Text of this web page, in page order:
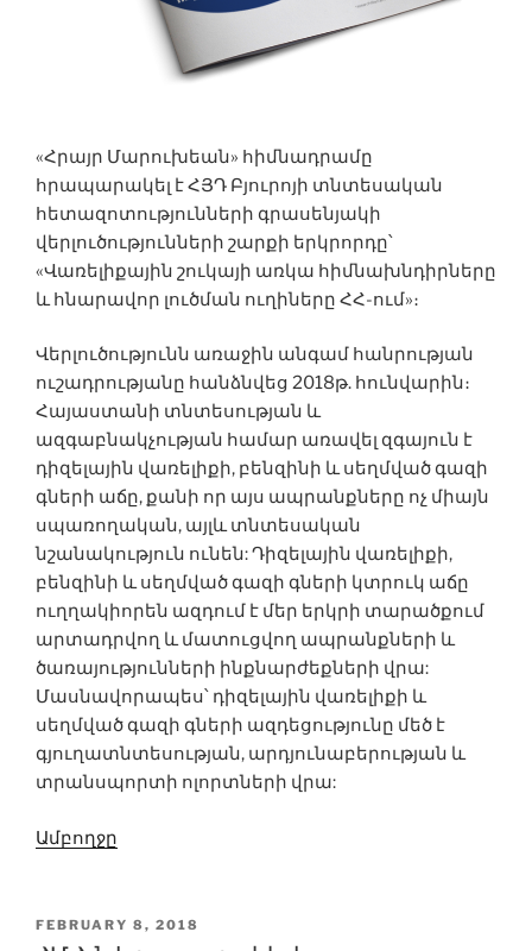
«Հրայր Մարուխեան» հիմնադրամը
հրապարակել է ՀՅԴ Բյուրոյի տնտեսական
հետազոտությունների գրասենյակի
վերլուծությունների շարքի երկրորդը՝
«Վառելիքային շուկայի առկա հիմնախնդիրները
և հնարավոր լուծման ուղիները ՀՀ-ում»։
Վերլուծությունն առաջին անգամ հանրության
ուշադրությանը հանձնվեց 2018թ. հունվարին։
Հայաստանի տնտեսության և
ազգաբնակչության համար առավել զգայուն է
դիզելային վառելիքի, բենզինի և սեղմված գազի
գների աճը, քանի որ այս ապրանքները ոչ միայն
սպառողական, այլև տնտեսական
նշանակություն ունեն: Դիզելային վառելիքի,
բենզինի և սեղմված գազի գների կտրուկ աճը
ուղղակիորեն ազդում է մեր երկրի տարածքում
արտադրվող և մատուցվող ապրանքների և
ծառայությունների ինքնարժեքների վրա:
Մասնավորապես՝ դիզելային վառելիքի և
սեղմված գազի գների ազդեցությունը մեծ է
գյուղատնտեսության, արդյունաբերության և
տրանսպորտի ոլորտների վրա:
Ամբողջը
POSTED
ON
FEBRUARY 8, 2018